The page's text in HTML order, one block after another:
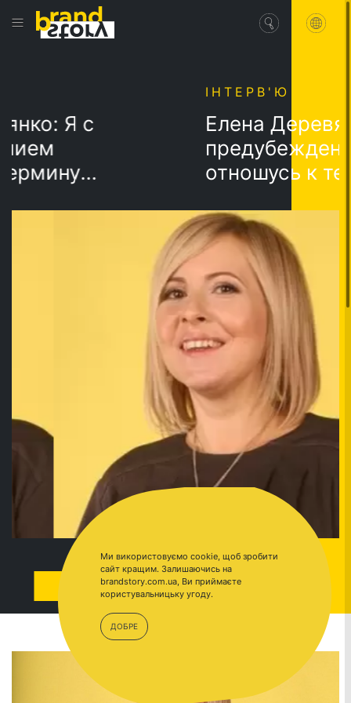
Я с
ACT
ІНТЕРВ'Ю
Елена
отношусь к
Ми використовуємо cookie, щоб зробити
сайт кращим. Залишаючись на
brandstory.com.ua, Ви приймаєте
користувальницьку угоду.
ДОБРЕ